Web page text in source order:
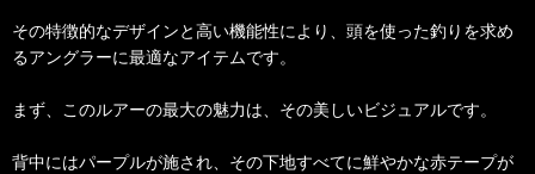
その特徴的なデザインと高い機能性により、頭を使った釣りを求め
るアングラーに最適なアイテムです。
まず、このルアーの最大の魅力は、その美しいビジュアルです。
背中にはパープルが施され、その下地すべてに鮮やかな赤テープが